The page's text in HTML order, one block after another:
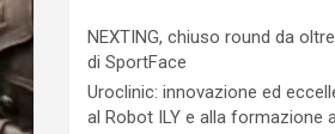
NEXTING, chiuso round da
di SportFace
Uroclinic: innovazione ed
al Robot ILY e alla formazione